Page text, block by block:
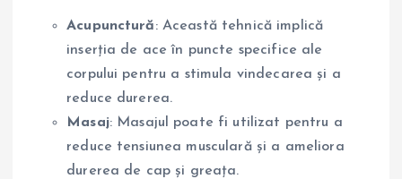
Acupunctură: Această tehnică implică
inserția de ace în puncte specifice ale
corpului pentru a stimula vindecarea și a
reduce durerea.
Masaj: Masajul poate fi utilizat pentru a
reduce tensiunea musculară și a ameliora
durerea de cap și greața.